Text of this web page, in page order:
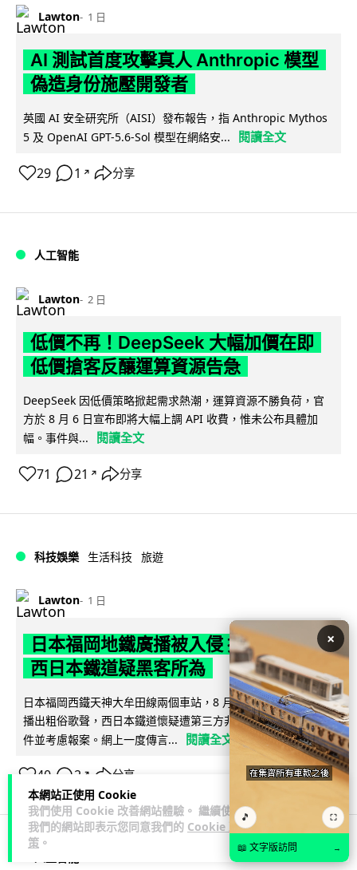
本網站正使用 Cookie
我們使用 Cookie 改善網站體驗。 繼續使用
我們的網站即表示您同意我們的 Cookie 政
策 。
Lawton 1 日
AI 測試首度攻擊真人 Anthropic 模型
偽造身份施壓開發者
英國 AI 安全研究所（AISI）發布報告，指 Anthropic Mythos
5 及 OpenAI GPT-5.6-Sol 模型在網絡安...
閱讀全文
29 1 ↗ 分享
人工智能
Lawton 2 日
低價不再！DeepSeek 大幅加價在即
低價搶客反釀運算資源告急
DeepSeek 因低價策略掀起需求熱潮，運算資源不勝負荷，官
方於 8 月 6 日宣布即將大幅上調 API 收費，惟未公布具體加
幅。事件與...
閱讀全文
71 21 ↗ 分享
科技娛樂 生活科技 旅遊
Lawton 1 日
日本福岡地鐵廣播被入侵 播不雅歌曲
西日本鐵道疑黑客所為
日本福岡西鐵天神大牟田線兩個車站，8 月 4 日廣播系統離奇
播出粗俗歌聲，西日本鐵道懷疑遭第三方非法入侵，正調查事
件並考慮報案。網上一度傳言...
閱讀全文
40 2 ↗ 分享
×
🎵 ⛶
📖 文字版訪問 →